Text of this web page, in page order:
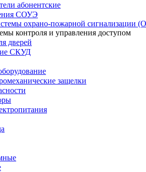
абонентские
СОУЭ
охрано-пожарной сигнализации
контроля и управления доступом
дверей
СКУД
защелки